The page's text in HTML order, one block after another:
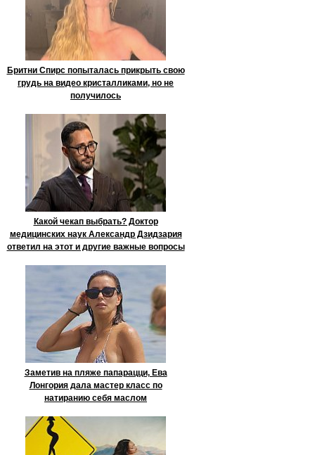
Бритни Спирс попыталась прикрыть свою
грудь на видео кристалликами, но не
получилось
Какой чекап выбрать? Доктор
медицинских наук Александр Дзидзария
ответил на этот и другие важные вопросы
Заметив на пляже папарацци, Ева
Лонгория дала мастер класс по
натиранию себя маслом